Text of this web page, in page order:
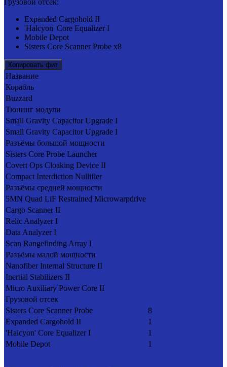
Expanded Cargohold II
'Halcyon' Core Equalizer I
Mobile Depot
Sisters Core Scanner Probe x8
Копировать фит
Название
Корабль
Buzzard
Тюнинг модули
Small Gravity Capacitor Upgrade I
Small Gravity Capacitor Upgrade I
Разъёмы большой мощности
Sisters Core Probe Launcher
Covert Ops Cloaking Device II
Compact Interdiction Nullifier
Разъёмы средней мощности
5MN Quad LiF Restrained Microwarpdrive
Cargo Scanner II
Relic Analyzer I
Data Analyzer I
Scan Rangefinding Array I
Разъёмы малой мощности
Nanofiber Internal Structure II
Inertial Stabilizers II
Micro Auxiliary Power Core II
Грузовой отсек
Sisters Core Scanner Probe
8
Expanded Cargohold II
1
'Halcyon' Core Equalizer I
1
Mobile Depot
1